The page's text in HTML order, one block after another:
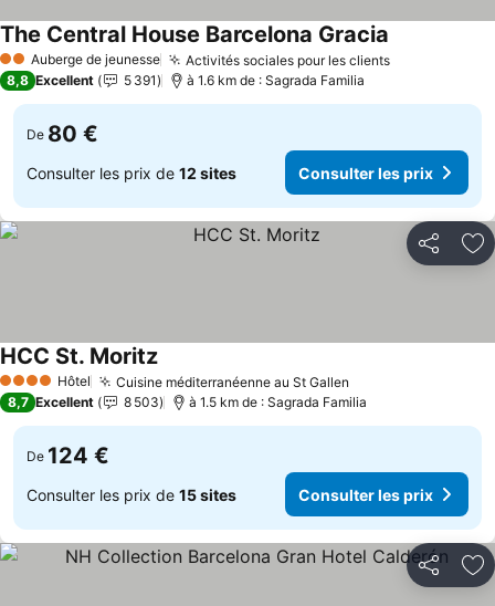
2 ÉtoilesAuberge de jeunesse Activités sociales pour les clients
The Central House Barcelona Gracia
8,8 Excellent 5 391 à 1.6 km de : Sagrada Familia
De 80 €
Consulter les prix de 12 sites Consulter les prix
Partager
4 Étoiles Hôtel Cuisine méditerranéenne au St Gallen
HCC St. Moritz
8,7 Excellent 8 503 à 1.5 km de : Sagrada Familia
De 124 €
Consulter les prix de 15 sites Consulter les prix
Partager